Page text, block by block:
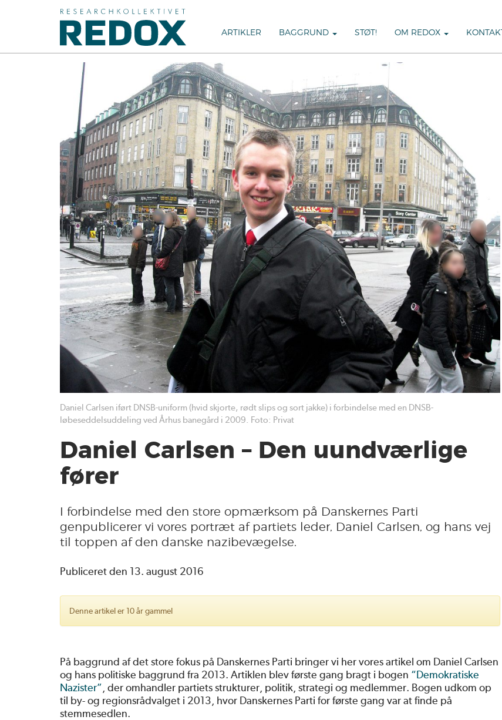
ARTIKLER BAGGRUND STØT! OM REDOX KONTAKT
Daniel Carlsen iført DNSB-uniform (hvid skjorte, rødt slips og sort jakke) i forbindelse med en DNSB-
løbeseddelsuddeling ved Århus banegård i 2009. Foto: Privat
Daniel Carlsen – Den uundværlige
fører
I forbindelse med den store opmærksom på Danskernes Parti
genpublicerer vi vores portræt af partiets leder, Daniel Carlsen, og hans vej
til toppen af den danske nazibevægelse.
Publiceret den 13. august 2016
Denne artikel er 10 år gammel
På baggrund af det store fokus på Danskernes Parti bringer vi her vores artikel om Daniel Carlsen
og hans politiske baggrund fra 2013. Artiklen blev første gang bragt i bogen “Demokratiske
Nazister” , der omhandler partiets strukturer, politik, strategi og medlemmer. Bogen udkom op
til by- og regionsrådvalget i 2013, hvor Danskernes Parti for første gang var at finde på
stemmesedlen.